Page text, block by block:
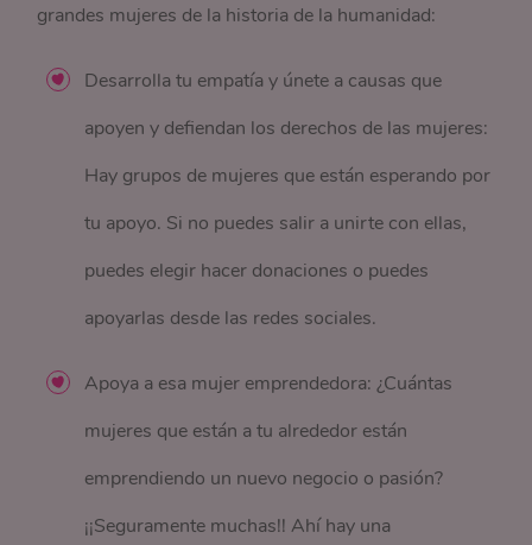
grandes mujeres de la historia de la humanidad:
Desarrolla tu empatía y únete a causas que
apoyen y defiendan los derechos de las mujeres:
Hay grupos de mujeres que están esperando por
tu apoyo. Si no puedes salir a unirte con ellas,
puedes elegir hacer donaciones o puedes
apoyarlas desde las redes sociales.
Apoya a esa mujer emprendedora: ¿Cuántas
mujeres que están a tu alrededor están
emprendiendo un nuevo negocio o pasión?
¡¡Seguramente muchas!! Ahí hay una